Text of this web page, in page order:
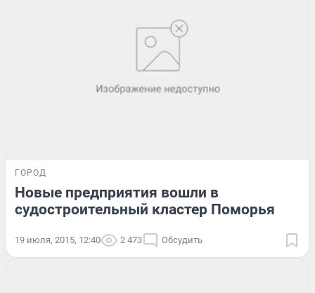
ГОРОД
Новые предприятия вошли в
судостроительный кластер Поморья
19 июля, 2015, 12:40 2 473 Обсудить